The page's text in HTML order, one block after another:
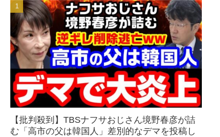
【批判殺到】TBSナフサおじさん境野春彦が詰
む「高市の父は韓国人」差別的なデマを投稿し